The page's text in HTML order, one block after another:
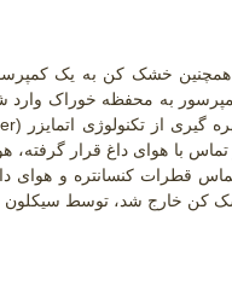
همچنین خشک کن به یک
به محفظه خوراک وارد
گیری از تکنولوژی اتمایزر
با هوای داغ قرار گرفته،
کنسانتره و هوای
کن خارج شد، توسط سیکلون